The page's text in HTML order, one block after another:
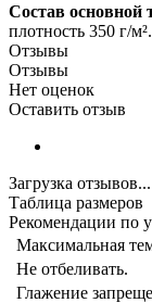
Состав основной
плотность 350 г/м².
Отзывы
Отзывы
Нет оценок
Оставить отзыв
Загрузка отзывов...
Таблица размеров
Рекомендации по
Максимальная
Не отбеливать.
Глажение